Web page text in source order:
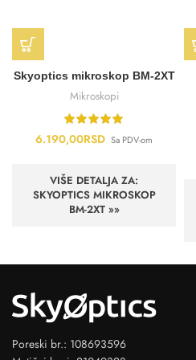
Skyoptics mikroskop BM-2XT
Mikroskopi
6.190,00RSD Sa PDV-om
VIŠE DETALJA ZA:
SKYOPTICS MIKROSKOP
BM-2XT »»
Poreski br.: 108693596